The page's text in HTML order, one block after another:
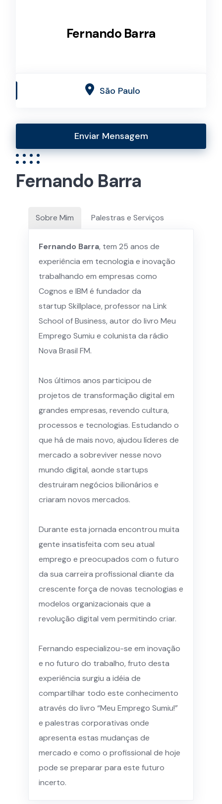
Fernando Barra
São Paulo
Enviar Mensagem
Fernando Barra
Sobre Mim Palestras e Serviços
Fernando Barra, tem 25 anos de
experiência em tecnologia e inovação
trabalhando em empresas como
Cognos e IBM é fundador da
startup Skillplace, professor na Link
School of Business, autor do livro Meu
Emprego Sumiu e colunista da rádio
Nova Brasil FM.
Nos últimos anos participou de
projetos de transformação digital em
grandes empresas, revendo cultura,
processos e tecnologias. Estudando o
que há de mais novo, ajudou líderes de
mercado a sobreviver nesse novo
mundo digital, aonde startups
destruiram negócios bilionários e
criaram novos mercados.
Durante esta jornada encontrou muita
gente insatisfeita com seu atual
emprego e preocupados com o futuro
da sua carreira profissional diante da
crescente força de novas tecnologias e
modelos organizacionais que a
revolução digital vem permitindo criar.
Fernando especializou-se em inovação
e no futuro do trabalho, fruto desta
experiência surgiu a idéia de
compartilhar todo este conhecimento
através do livro “Meu Emprego Sumiu!”
e palestras corporativas onde
apresenta estas mudanças de
mercado e como o profissional de hoje
pode se preparar para este futuro
incerto.